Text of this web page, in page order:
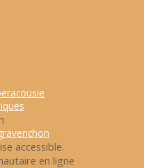
accessible.
en ligne